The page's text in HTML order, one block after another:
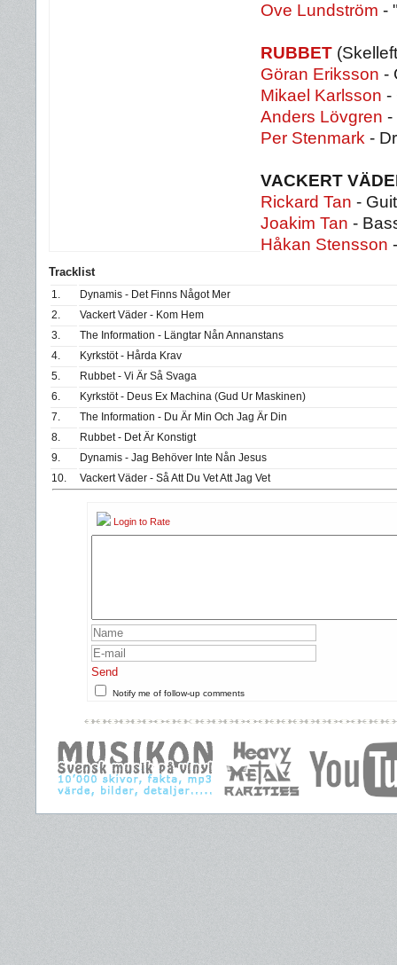
Ove Lundström -
RUBBET
Göran Eriksson -
Mikael Karlsson -
Anders Lövgren -
Per Stenmark -
VACKERT
Rickard Tan -
Joakim Tan -
Håkan Stensson
Tracklist
1.
Dynamis - Det Finns Något Mer
2.
Vackert Väder - Kom Hem
3.
The Information - Längtar Nån Annanstans
4.
Kyrkstöt - Hårda Krav
5.
Rubbet - Vi Är Så Svaga
6.
Kyrkstöt - Deus Ex Machina (Gud Ur Maskinen)
7.
The Information - Du Är Min Och Jag Är Din
8.
Rubbet - Det Är Konstigt
9.
Dynamis - Jag Behöver Inte Nån Jesus
10.
Vackert Väder - Så Att Du Vet Att Jag Vet
Login to Rate
Send
Notify me of follow-up comments